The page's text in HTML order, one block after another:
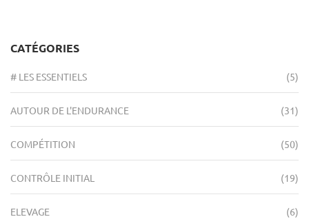
CATÉGORIES
# LES ESSENTIELS (5)
AUTOUR DE L'ENDURANCE (31)
COMPÉTITION (50)
CONTRÔLE INITIAL (19)
ELEVAGE (6)